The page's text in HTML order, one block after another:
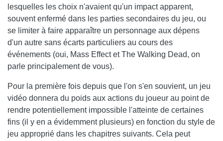
lesquelles les choix n'avaient qu'un impact apparent,
souvent enfermé dans les parties secondaires du jeu, ou
se limiter à faire apparaître un personnage aux dépens
d'un autre sans écarts particuliers au cours des
événements (oui, Mass Effect et The Walking Dead, on
parle principalement de vous).
Pour la première fois depuis que l'on s'en souvient, un jeu
vidéo donnera du poids aux actions du joueur au point de
rendre potentiellement impossible l'atteinte de certaines
fins (il y en a évidemment plusieurs) en fonction du style de
jeu approprié dans les chapitres suivants. Cela peut